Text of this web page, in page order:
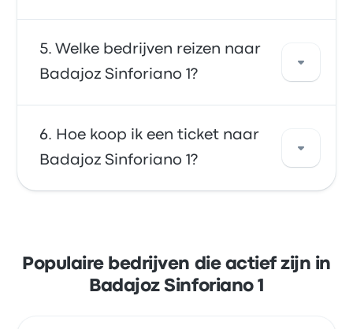
Over het algemeen kost een ticket tussen
Badajoz Sinforiano 1 en Beasain ongeveer
€ 82. De reis wordt aangeboden door ALSA
en duurt ongeveer 13u. Houd er rekening mee
van het vervoermiddel, tijdstip en seizoen.
Welke bedrijven reizen naar
Badajoz Sinforiano 1?
Je kunt reizen met FlixBus, ALSA of Rede
Expressos om naar Badajoz Sinforiano 1 te
gaan. Deze bedrijven bieden 695 reizen keer
per dag, met het vroegste vertrek per bus om
Hoe koop ik een ticket naar
Badajoz Sinforiano 1?
Visa, Amex en andere, of met diensten zoals
Apple Pay en Google Pay.
Populaire bedrijven die actief zijn in
Badajoz Sinforiano 1